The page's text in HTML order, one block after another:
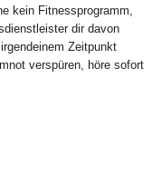
kein Fitnessprogramm,
dir davon
Zeitpunkt
verspüren, höre sofort